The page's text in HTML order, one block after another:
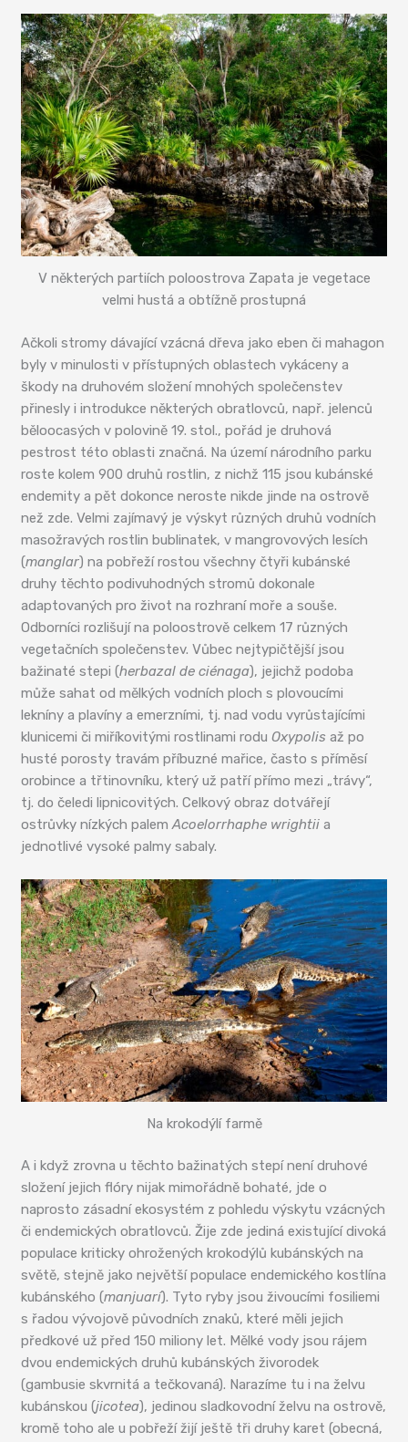
V některých partiích poloostrova Zapata je vegetace
velmi hustá a obtížně prostupná
Ačkoli stromy dávající vzácná dřeva jako eben či mahagon
byly v minulosti v přístupných oblastech vykáceny a
škody na druhovém složení mnohých společenstev
přinesly i introdukce některých obratlovců, např. jelenců
běloocasých v polovině 19. stol., pořád je druhová
pestrost této oblasti značná. Na území národního parku
roste kolem 900 druhů rostlin, z nichž 115 jsou kubánské
endemity a pět dokonce neroste nikde jinde na ostrově
než zde. Velmi zajímavý je výskyt různých druhů vodních
masožravých rostlin bublinatek, v mangrovových lesích
(manglar) na pobřeží rostou všechny čtyři kubánské
druhy těchto podivuhodných stromů dokonale
adaptovaných pro život na rozhraní moře a souše.
Odborníci rozlišují na poloostrově celkem 17 různých
vegetačních společenstev. Vůbec nejtypičtější jsou
bažinaté stepi (herbazal de ciénaga), jejichž podoba
může sahat od mělkých vodních ploch s plovoucími
lekníny a plavíny a emerzními, tj. nad vodu vyrůstajícími
klunicemi či miříkovitými rostlinami roduOxypolisaž po
husté porosty travám příbuzné mařice, často s příměsí
orobince a třtinovníku, který už patří přímo mezi „trávy“,
tj. do čeledi lipnicovitých. Celkový obraz dotvářejí
ostrůvky nízkých palemAcoelorrhaphe wrightii a
jednotlivé vysoké palmy sabaly.
Na krokodýlí farmě
A i když zrovna u těchto bažinatých stepí není druhové
složení jejich flóry nijak mimořádně bohaté, jde o
naprosto zásadní ekosystém z pohledu výskytu vzácných
či endemických obratlovců. Žije zde jediná existující divoká
populace kriticky ohrožených krokodýlů kubánských na
světě, stejně jako největší populace endemického kostlína
kubánského (manjuarí). Tyto ryby jsou živoucími fosiliemi
s řadou vývojově původních znaků, které měli jejich
předkové už před 150 miliony let. Mělké vody jsou rájem
dvou endemických druhů kubánských živorodek
(gambusie skvrnitá a tečkovaná). Narazíme tu i na želvu
kubánskou (jicotea), jedinou sladkovodní želvu na ostrově,
kromě toho ale u pobřeží žijí ještě tři druhy karet (obecná,